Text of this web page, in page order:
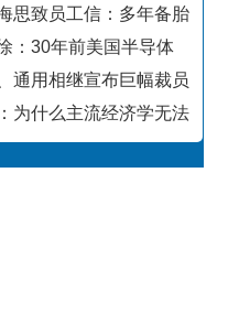
思致员工信：多年备胎
：30年前美国半导体
通用相继宣布巨幅裁员
为什么主流经济学无法